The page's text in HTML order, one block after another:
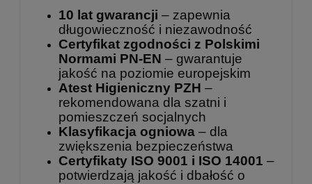
10 lat gwarancji – zapewnia
długowieczność i niezawodność
Certyfikat zgodności z Polskimi
Normami PN-EN – gwarantuje
jakość na poziomie europejskim
Atest Higieniczny PZH –
rekomendowana dla szatni i
pomieszczeń socjalnych
Klasyfikacja ogniowa – dla
zwiększenia bezpieczeństwa
Certyfikaty ISO 9001 i ISO 14001 –
potwierdzają jakość i dbałość o